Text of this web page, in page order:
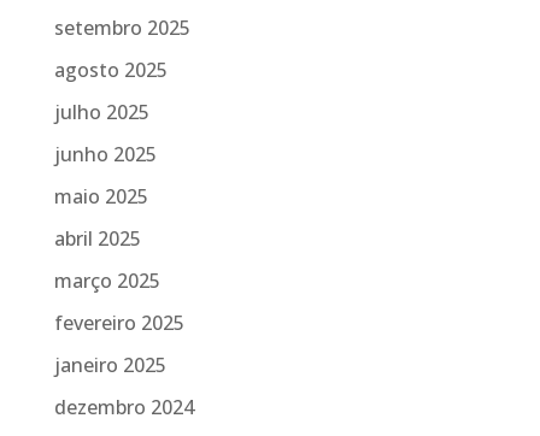
setembro 2025
agosto 2025
julho 2025
junho 2025
maio 2025
abril 2025
março 2025
fevereiro 2025
janeiro 2025
dezembro 2024